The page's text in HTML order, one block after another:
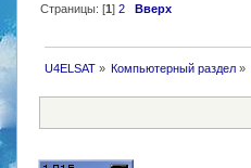
Страницы: [1] 2 Вверх
U4ELSAT» Компьютерный раздел »